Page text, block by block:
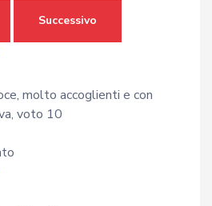
Successivo
molto accoglienti e con
voto 10